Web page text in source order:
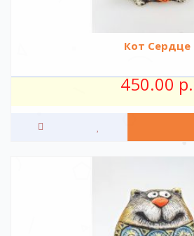
Кот Сердце
450.00 р.